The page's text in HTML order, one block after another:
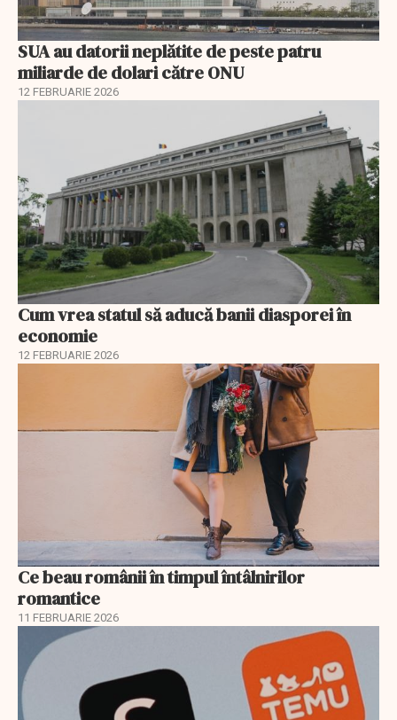
SUA au datorii neplătite de peste patru
miliarde de dolari către ONU
12 FEBRUARIE 2026
Cum vrea statul să aducă banii diasporei în
economie
12 FEBRUARIE 2026
Ce beau românii în timpul întâlnirilor
romantice
11 FEBRUARIE 2026